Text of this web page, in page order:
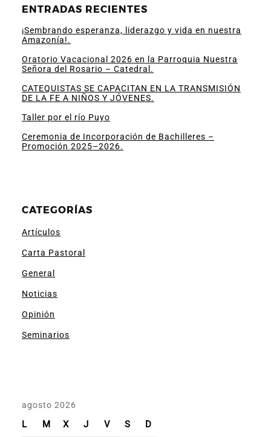
ENTRADAS RECIENTES
¡Sembrando esperanza, liderazgo y vida en nuestra
Amazonía!.
Oratorio Vacacional 2026 en la Parroquia Nuestra
Señora del Rosario – Catedral.
CATEQUISTAS SE CAPACITAN EN LA TRANSMISIÓN
DE LA FE A NIÑOS Y JÓVENES.
Taller por el río Puyo
Ceremonia de Incorporación de Bachilleres –
Promoción 2025–2026.
CATEGORÍAS
Artículos
Carta Pastoral
General
Noticias
Opinión
Seminarios
agosto 2026
L M X J V S D